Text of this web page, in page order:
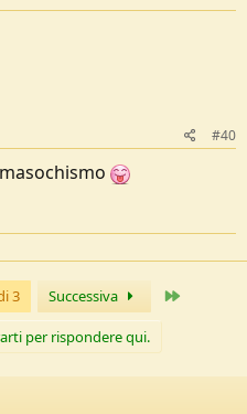
#40
3 Successiva
per rispondere qui.